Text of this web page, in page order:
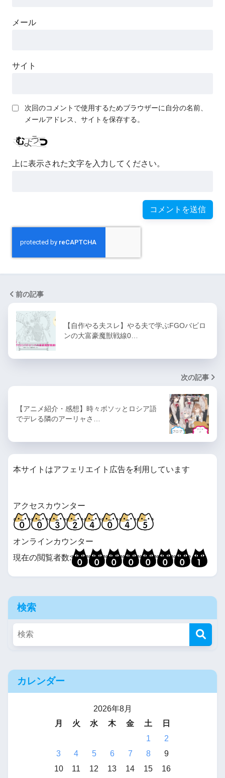
メール
サイト
次回のコメントで使用するためブラウザーに自分の名前、
メールアドレス、サイトを保存する。
上に表示された文字を入力してください。
前の記事
【自作やる夫スレ】やる夫で学ぶFGOバビロ
ンの大富豪魔獣戦線0…
次の記事
【アニメ紹介・感想】時々ボソッとロシア語
でデレる隣のアーリャさ…
本サイトはアフェリエイト広告を利用しています
アクセスカウンター
オンラインカウンター
現在の閲覧者数:
検索
カレンダー
2026年8月
月
火 水 木 金 土
日
1
2
3
4 5 6 7 8
9
10
11 12 13 14 15 16